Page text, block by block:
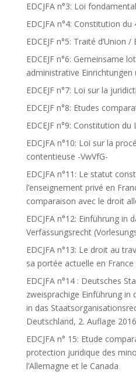
EDCJFA n°3: Loi
EDCJFA n°4: Constitution
EDCEJF n°5: Traité d’Union
EDCEJF n°6: Gemeinsame
administrative Einrichtungen
EDCEJF n°7: Loi sur la
EDCEJF n°8: Etudes
EDCEJF n°9: Constitution du
EDCJFA n°10: Loi sur la
contentieuse -VwVfG-
EDCJFA n°11: Le statut
l’enseignement privé en
comparaison avec le droit
EDCJFA n°12: Einführung in
Verfassungsrecht
EDCJFA n°13: Le droit au
sa portée actuelle en
EDCJFA n°14 : Deutsches
zweisprachige Einführung in
in das
Deutschland, 2. Auflage 2016
EDCJFA n° 15: Etude
protection juridique des
l’Allemagne et le Canada